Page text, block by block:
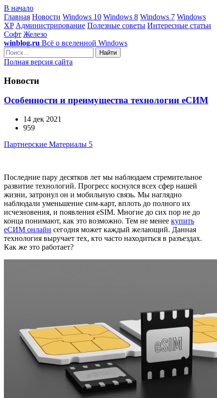
В начало
Главная Новости Windows 10 Windows 8 Windows 7 Windows
XP Администрирование Полезные советы Интересные статьи
Софт Железо
winblog.ru Всё о вселенной Windows
Найти
Полная версия сайта
Новости
Особенности и преимущества технологии еСИМ
14 дек 2021
959
Партнерские Материалы 5
Последние пару десятков лет мы наблюдаем стремительное
развитие технологий. Прогресс коснулся всех сфер нашей
жизни, затронул он и мобильную связь. Мы наглядно
наблюдали уменьшение сим-карт, вплоть до полного их
исчезновения, и появления eSIM. Многие до сих пор не до
конца понимают, как это возможно. Тем не менее купить
еСИМ онлайн сегодня может каждый желающий. Данная
технология выручает тех, кто часто находиться в разъездах.
Как же это работает?